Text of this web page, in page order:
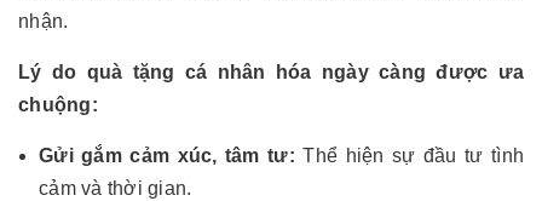
nhận.
Lý do quà tặng cá nhân hóa ngày càng được ưa
chuộng:
Gửi gắm cảm xúc, tâm tư: Thể hiện sự đầu tư tình
cảm và thời gian.